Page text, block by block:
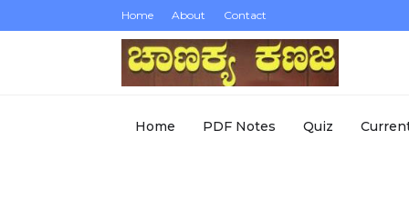
Home About Contact
Home PDF Notes Quiz